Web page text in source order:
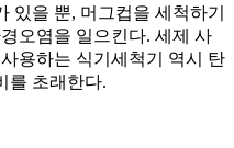
있을 뿐, 머그컵을 세척하기
오염을 일으킨다. 세제 사
용하는 식기세척기 역시 탄
를 초래한다.